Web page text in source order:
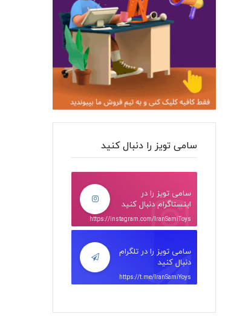
سامی تویز را دنبال کنید
سامی تویز را در
اینستاگرام دنبال کنید
https://instagram.com/IranSamiToys
سامی تویز را در تلگرام
دنبال کنید
https://t.me/IranSamiYoys